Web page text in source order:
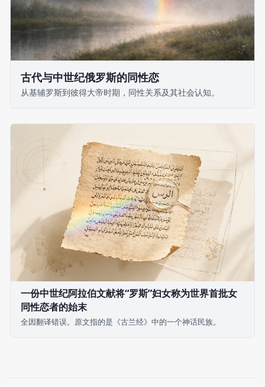
古代与中世纪俄罗斯的同性恋
从基辅罗斯到彼得大帝时期，同性关系及其社会认知。
一份中世纪阿拉伯文献将“罗斯”妇女称为世界首批女
同性恋者的始末
全因翻译错误。原文指的是《古兰经》中的一个神话民族。